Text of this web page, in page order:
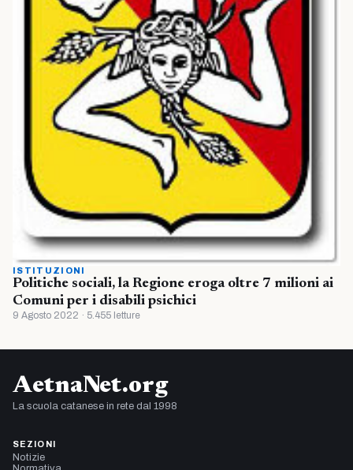
ISTITUZIONI
Politiche sociali, la Regione eroga oltre 7 milioni ai
Comuni per i disabili psichici
9 Agosto 2022 · 5.455 letture
AetnaNet.org
La scuola catanese in rete dal 1998
SEZIONI
Notizie